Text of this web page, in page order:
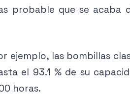
probable que se
ejemplo, las bombillas
el 93.1 % de su
horas.